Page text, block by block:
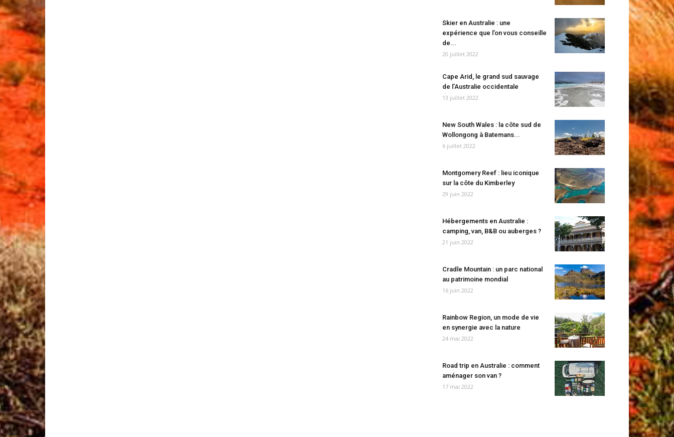
Skier en Australie : une
expérience que l’on vous conseille
de...
20 juillet 2022
Cape Arid, le grand sud sauvage
de l’Australie occidentale
13 juillet 2022
New South Wales : la côte sud de
Wollongong à Batemans...
6 juillet 2022
Montgomery Reef : lieu iconique
sur la côte du Kimberley
29 juin 2022
Hébergements en Australie :
camping, van, B&B ou auberges ?
21 juin 2022
Cradle Mountain : un parc national
au patrimoine mondial
16 juin 2022
Rainbow Region, un mode de vie
en synergie avec la nature
24 mai 2022
Road trip en Australie : comment
aménager son van ?
17 mai 2022